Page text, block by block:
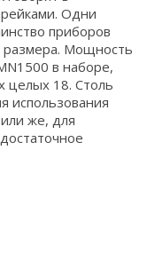
Одни
приборов
размера. Мощность
в наборе,
целых 18. Столь
использования
же, для